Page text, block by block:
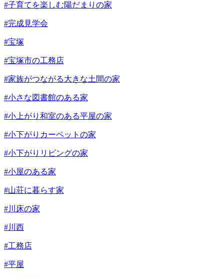
#子育てを楽しむ陽だまりの家
#完成見学会
#宝塚
#宝塚市の工務店
#家族がつながる大きな土間の家
#小さな図書館のある家
#小上がり和室のある平屋の家
#小下がりカーペットの家
#小下がりリビングの家
#小屋のある家
#山荘に暮らす家
#川床の家
#川西
#工務店
#平屋